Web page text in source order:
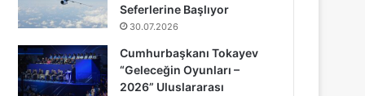
Seferlerine Başlıyor
30.07.2026
Cumhurbaşkanı Tokayev
“Geleceğin Oyunları –
2026” Uluslararası